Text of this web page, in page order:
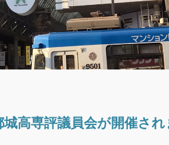
城高専評議員会が開催さ